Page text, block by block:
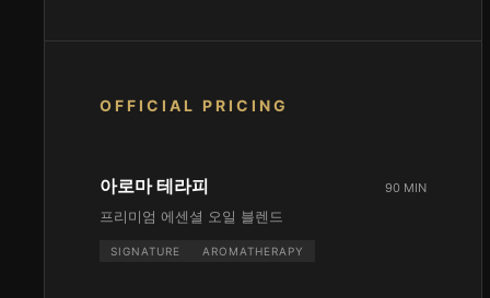
OFFICIAL PRICING
아로마 테라피
프리미엄 에센셜 오일 블렌드
SIGNATURE AROMATHERAPY
90 MIN